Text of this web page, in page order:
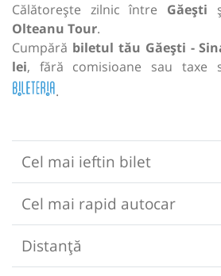
Călătorește zilnic între Găești
Olteanu Tour.
Cumpără biletul tău Găești -
lei, fără comisioane sau taxe
.
Cel mai ieftin bilet
Cel mai rapid autocar
Distanță